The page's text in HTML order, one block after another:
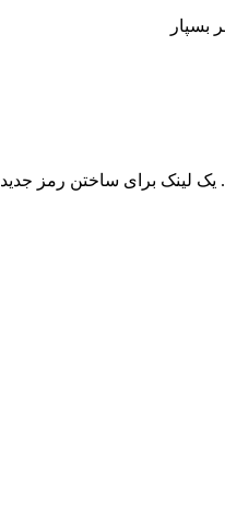
بسپار
یک لینک برای ساختن رمز